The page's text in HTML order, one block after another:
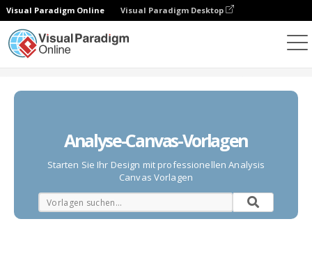
Visual Paradigm Online Visual Paradigm Desktop
Analyse-Canvas-Vorlagen
Starten Sie Ihr Design mit professionellen Analysis
Canvas Vorlagen